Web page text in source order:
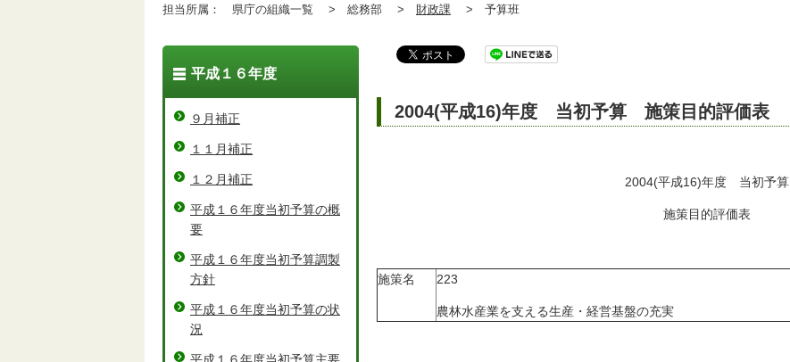
担当所属：
県庁の組織一覧 > 総務部 > 財政課 > 予算班
2004(平成16)年度 当初予算 施策目的評価表
2004(平成16)年度 当初予算
施策目的評価表
施策名 223
農林水産業を支える生産・経営基盤の充実
平成１６年度
９月補正
１１月補正
１２月補正
平成１６年度当初予算の概
要
平成１６年度当初予算調製
方針
平成１６年度当初予算の状
況